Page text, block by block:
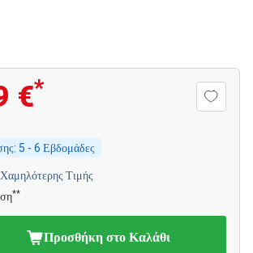
€*
5 - 6 Εβδομάδες
Τιμής
**
Προσθήκη στο Καλάθι